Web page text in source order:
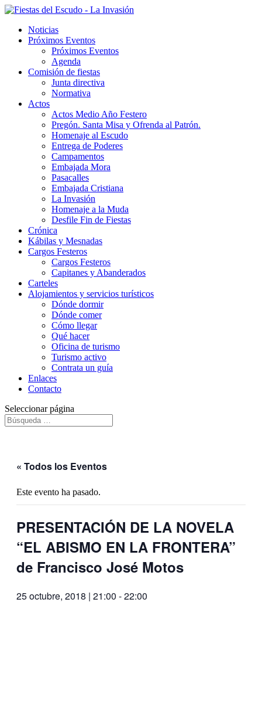
Noticias
Próximos Eventos
Próximos Eventos
Agenda
Comisión de fiestas
Junta directiva
Normativa
Actos
Actos Medio Año Festero
Pregón. Santa Misa y Ofrenda al Patrón.
Homenaje al Escudo
Entrega de Poderes
Campamentos
Embajada Mora
Pasacalles
Embajada Cristiana
La Invasión
Homenaje a la Muda
Desfile Fin de Fiestas
Crónica
Kábilas y Mesnadas
Cargos Festeros
Cargos Festeros
Capitanes y Abanderados
Carteles
Alojamientos y servicios turísticos
Dónde dormir
Dónde comer
Cómo llegar
Qué hacer
Oficina de turismo
Turismo activo
Contrata un guía
Enlaces
Contacto
Seleccionar página
« Todos los Eventos
Este evento ha pasado.
PRESENTACIÓN DE LA NOVELA
“EL ABISMO EN LA FRONTERA”
de Francisco José Motos
25 octubre, 2018 | 21:00 -22:00